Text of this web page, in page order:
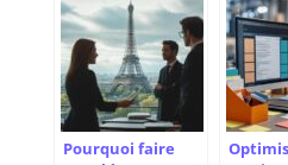
Pourquoi faire